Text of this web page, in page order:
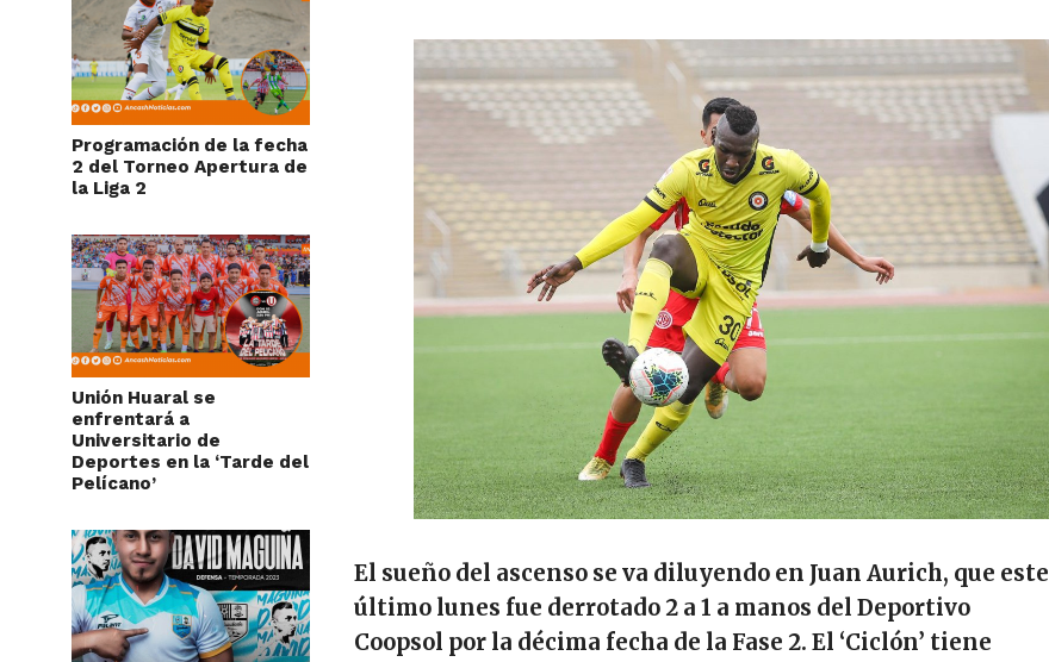
Programación de la fecha
2 del Torneo Apertura de
la Liga 2
Unión Huaral se
enfrentará a
Universitario de
Deportes en la ‘Tarde del
Pelícano’
El sueño del ascenso se va diluyendo en Juan Aurich, que este
último lunes fue derrotado 2 a 1 a manos del Deportivo
Coopsol por la décima fecha de la Fase 2. El ‘Ciclón’ tiene